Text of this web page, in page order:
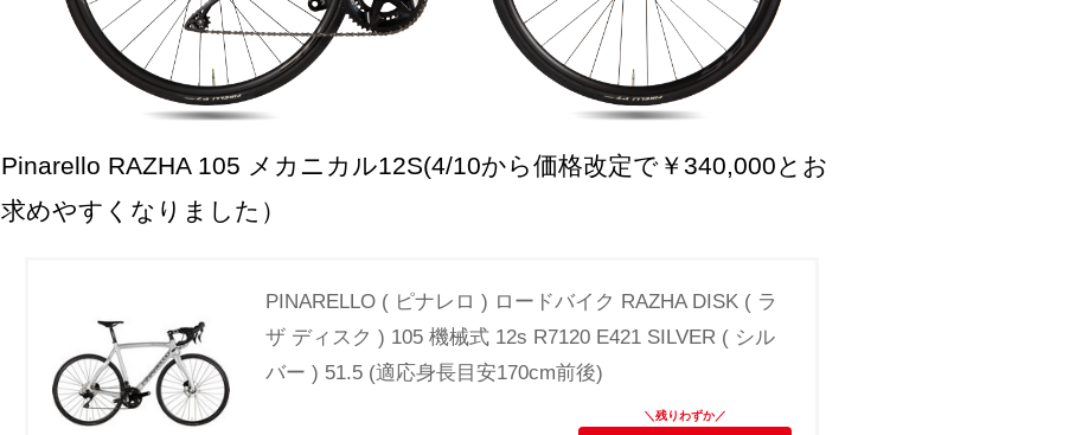
Pinarello RAZHA 105 メカニカル12S(4/10から価格改定で￥340,000とお
求めやすくなりました）
PINARELLO ( ピナレロ ) ロードバイク RAZHA DISK ( ラ
ザ ディスク ) 105 機械式 12s R7120 E421 SILVER ( シル
バー ) 51.5 (適応身長目安170cm前後)